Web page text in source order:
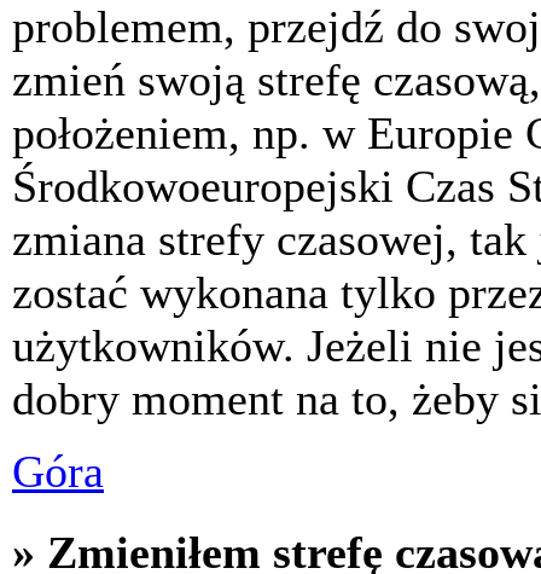
problemem, przejdź do
zmień swoją strefę
położeniem, np. w Europie
Środkowoeuropejski Czas
zmiana strefy czasowej,
zostać wykonana tylko
użytkowników. Jeżeli nie
dobry moment na to, żeby
Góra
» Zmieniłem strefę